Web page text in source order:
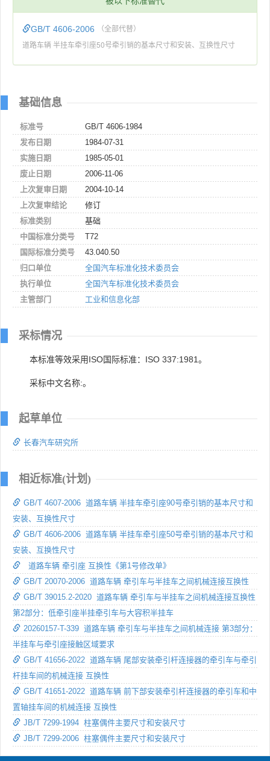
GB/T 4606-2006 （全部代替）
道路车辆 半挂车牵引座50号牵引销的基本尺寸和安装、互换性尺寸
基础信息
标准号
GB/T 4606-1984
发布日期
1984-07-31
实施日期
1985-05-01
废止日期
2006-11-06
上次复审日期
2004-10-14
上次复审结论
修订
标准类别
基础
中国标准分类号
T72
国际标准分类号
43.040.50
归口单位
全国汽车标准化技术委员会
执行单位
全国汽车标准化技术委员会
主管部门
工业和信息化部
采标情况
本标准等效采用ISO国际标准：ISO 337:1981。
采标中文名称:。
起草单位
长春汽车研究所
相近标准(计划)
GB/T 4607-2006 道路车辆 半挂车牵引座90号牵引销的基本尺寸和
安装、互换性尺寸
GB/T 4606-2006 道路车辆 半挂车牵引座50号牵引销的基本尺寸和
安装、互换性尺寸
道路车辆 牵引座 互换性《第1号修改单》
GB/T 20070-2006 道路车辆 牵引车与半挂车之间机械连接互换性
GB/T 39015.2-2020 道路车辆 牵引车与半挂车之间机械连接互换性
第2部分：低牵引座半挂牵引车与大容积半挂车
20260157-T-339 道路车辆 牵引车与半挂车之间机械连接 第3部分：
半挂车与牵引座接触区域要求
GB/T 41656-2022 道路车辆 尾部安装牵引杆连接器的牵引车与牵引
杆挂车间的机械连接 互换性
GB/T 41651-2022 道路车辆 前下部安装牵引杆连接器的牵引车和中
置轴挂车间的机械连接 互换性
JB/T 7299-1994 柱塞偶件主要尺寸和安装尺寸
JB/T 7299-2006 柱塞偶件主要尺寸和安装尺寸